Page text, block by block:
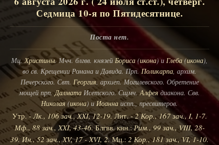
Седмица 10-я по Пятидесятнице.
Поста нет.
Мц.Христины. Мчч. блгвв. князей Бориса (икона) и Глеба (икона),
во св. Крещении Романа и Давида. Прп.Поликарпа , архим.
Печерского. Свт. Георгия, архиеп. Могилевского. Обретение
мощей прп.Далмата Исетского. Сщмч.Алфея диакона. Свв.
Николая(икона) иИоанна испп., пресвитеров.
Утр. -Лк., 106 зач., XXI, 12-19.Лит. -2 Кор., 167 зач., I, 1-7.
Мф., 88 зач., XXI, 43-46.Блгвв. кнн.:Рим., 99 зач., VIII, 28-
39. Ин., 52 зач., XV, 17 - XVI, 2.Мц.: 2 Кор., 181 зач., VI, 1-10.